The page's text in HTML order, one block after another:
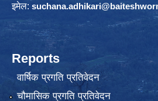
इमेल: suchana.adhikari@
Reports
वार्षिक प्रगति प्रतिवेदन
चौमासिक प्रगति प्रतिवेदन